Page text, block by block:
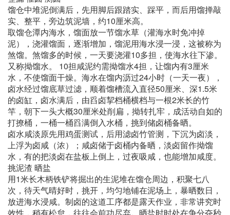
馏仓中堆泥倒满后，先用脚后跟踏实、踩平，而后用馏掸敲
实、整平，旁边筑泥墙，约10厘米高。
取馏仓潭内海水，馏面放一节馏水草（灌海水时免冲掉
泥），浇灌馏面，逐渐增加，馏泥用海水浸一浸，这被称为
煞馏。煞馏多的时候，一天要浇灌10多担，使海水往下渗。
又称拗馏水。 10担咸泥约需拗馏水4担，让馏内有3厘米
水，不使馏面干燥。海水在馏内沥过24小时（一天一夜），
卤水经过馏底草过滤，顺着馏槽流入直径50厘米、深1.5米
的卤缸，卤水满后，由舀卤挈档桶横档与一根2米长的竹
竿，朝下一头大概30厘米处削扁，拗转扎牢，成活动自如的
打撩桶，一桶一桶舀满倒入水桶，挑到储卤桶备晒。
卤水咸淡原先用鸡蛋测试，后用滤卤竹管测，下沉为卤淡，
上浮为卤咸（浓）；咸卤储于卤桶内备晒，淡卤留作拗馏
水，有的把淡卤在盐板上倒上，过夜吸咸，也能增加咸度。
挑泥渣 晒盐
用1米长木柄铁铲将掘出的生泥堆在馏仓周边，积聚七八
次，待天气晴好时，挑开，均匀地铺在泥场上，暴晒数日，
放进海水浸咸。制卤的这道工序都是露天作业，非常讲究时